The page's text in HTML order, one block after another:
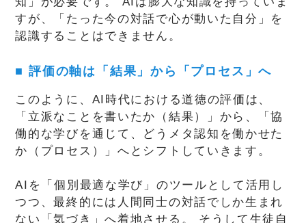
すが、「たった今の対話で心が動いた自分」を
認識することはできません。
■ 評価の軸は「結果」から「プロセス」へ
このように、AI時代における道徳の評価は、
「立派なことを書いたか（結果）」から、「協
働的な学びを通じて、どうメタ認知を働かせた
か（プロセス）」へとシフトしていきます。
AIを「個別最適な学び」のツールとして活用し
つつ、最終的には人間同士の対話でしか生まれ
ない「気づき」へ着地させる。 そうして生徒自